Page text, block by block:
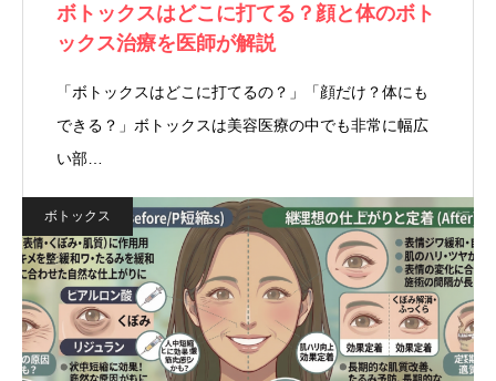
ボトックスはどこに打てる？顔と体のボト
ックス治療を医師が解説
「ボトックスはどこに打てるの？」「顔だけ？体にも
できる？」ボトックスは美容医療の中でも非常に幅広
い部…
ボトックス